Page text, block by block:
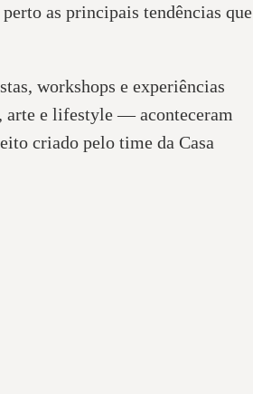
as principais tendências que
workshops e experiências
arte e lifestyle — aconteceram
criado pelo time da Casa